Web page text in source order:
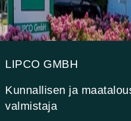
LIPCO GMBH
Kunnallisen ja
valmistaja